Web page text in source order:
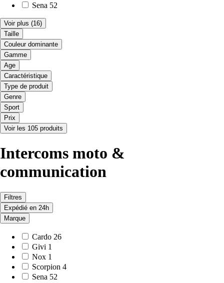
Sena 52
Voir plus (16)
Taille
Couleur dominante
Gamme
Age
Caractéristique
Type de produit
Genre
Sport
Prix
Voir les 105 produits
Intercoms moto &
communication
Filtres
Expédié en 24h
Marque
Cardo 26
Givi 1
Nox 1
Scorpion 4
Sena 52